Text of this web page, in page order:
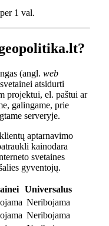
1 val.
(angl. web
atsidurti
projektui, el. paštui ar
galingame, prie
serveryje.
aptarnavimo
kainodara
svetaines
gyventojų.
Universalus
Neribojama
Neribojama